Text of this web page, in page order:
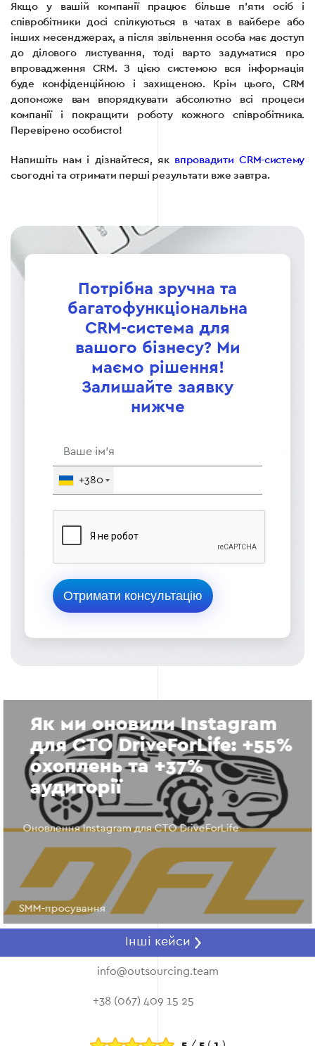
Якщо у вашій компанії працює більше п’яти осіб і
співробітники досі спілкуються в чатах в вайбере або
інших месенджерах, а після звільнення особа має доступ
до ділового листування, тоді варто задуматися про
впровадження CRM. З цією системою вся інформація
буде конфіденційною і захищеною. Крім цього, CRM
допоможе вам впорядкувати абсолютно всі процеси
компанії і покращити роботу кожного співробітника.
Перевірено особисто!
Напишіть нам і дізнайтеся, як впровадити CRM-систему
сьогодні та отримати перші результати вже завтра.
Потрібна зручна та
багатофункціональна
CRM-система для
вашого бізнесу? Ми
маємо рішення!
Залишайте заявку
нижче
+380
Як ми оновили Instagram
для СТО DriveForLife: +55%
охоплень та +37%
аудиторії
Оновлення Instagram для СТО DriveForLife
SMM-просування
Інші кейси
info@outsourcing.team
+38 (067) 409 15 25